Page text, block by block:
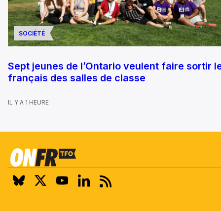
SOCIÉTÉ
Sept jeunes de l’Ontario veulent faire sortir
français des salles de classe
IL Y A 1 HEURE